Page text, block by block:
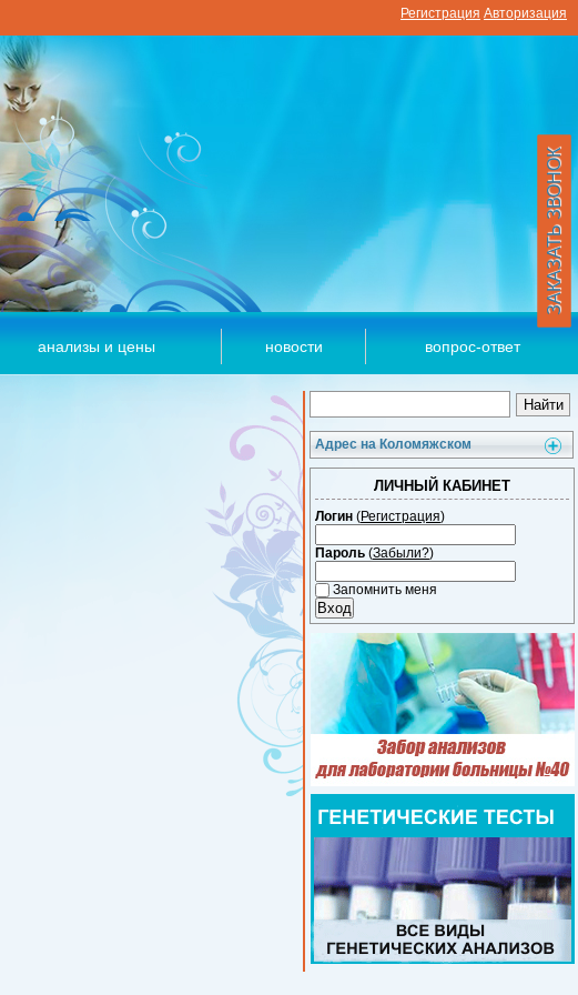
Регистрация Авторизация
анализы и цены новости вопрос-ответ
Адрес на Коломяжском
ЛИЧНЫЙ КАБИНЕТ
Логин (Регистрация)
Пароль (Забыли?)
Запомнить меня
ЗАКАЗАТЬ ЗВОНОК